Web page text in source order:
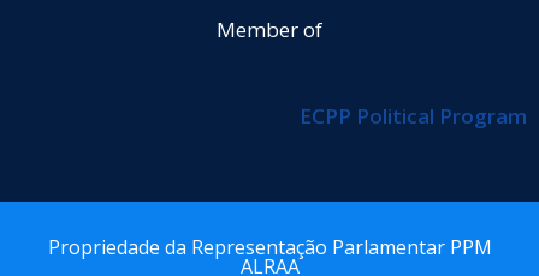
t t
e r
m
Member of
ECPP Political Program
Propriedade da Representação Parlamentar PPM
ALRAA